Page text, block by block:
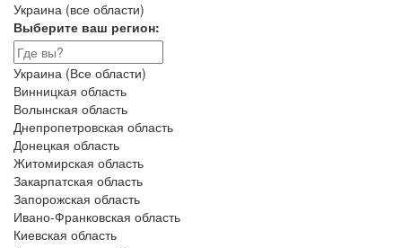
Украина (все области)
Выберите ваш регион:
Украина (Все области)
Винницкая область
Волынская область
Днепропетровская область
Донецкая область
Житомирская область
Закарпатская область
Запорожская область
Ивано-Франковская область
Киевская область